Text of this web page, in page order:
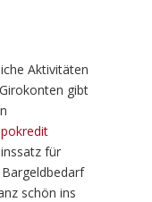
Aktivitäten
gibt
für
schön ins